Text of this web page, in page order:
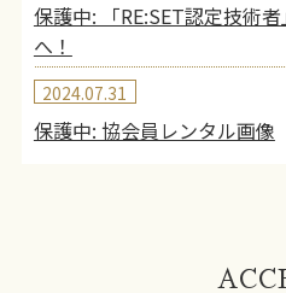
保護中: 「RE:SET認定技術
へ！
保護中: 協会員レンタル画像
2024.07.31